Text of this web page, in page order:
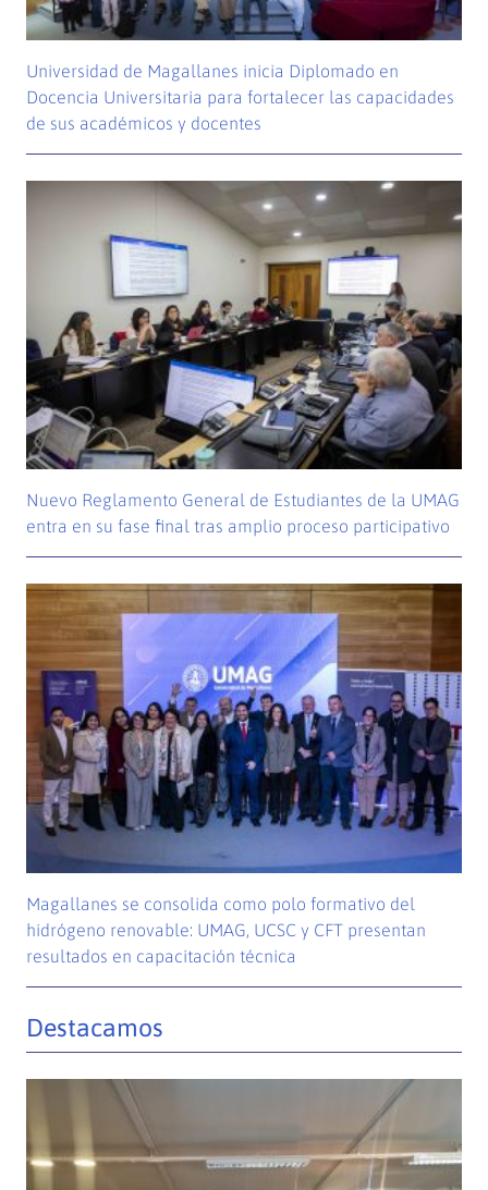
Universidad de Magallanes inicia Diplomado en
Docencia Universitaria para fortalecer las capacidades
de sus académicos y docentes
Nuevo Reglamento General de Estudiantes de la UMAG
entra en su fase final tras amplio proceso participativo
Magallanes se consolida como polo formativo del
hidrógeno renovable: UMAG, UCSC y CFT presentan
resultados en capacitación técnica
Destacamos